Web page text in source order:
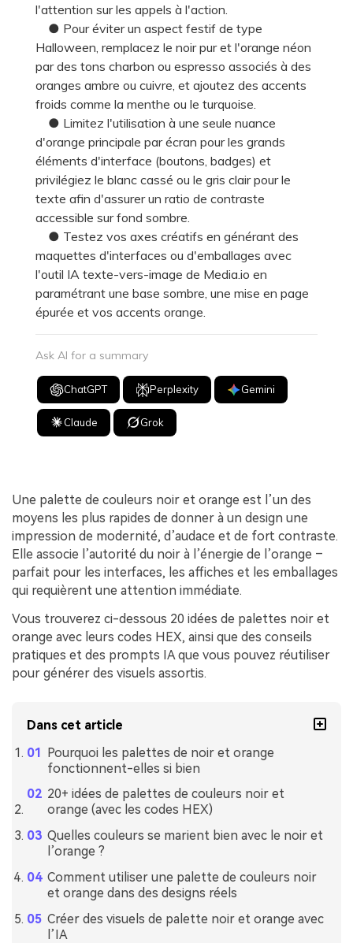
l'attention sur les appels à l'action.
● Pour éviter un aspect festif de type
Halloween, remplacez le noir pur et l'orange néon
par des tons charbon ou espresso associés à des
oranges ambre ou cuivre, et ajoutez des accents
froids comme la menthe ou le turquoise.
● Limitez l'utilisation à une seule nuance
d'orange principale par écran pour les grands
éléments d'interface (boutons, badges) et
privilégiez le blanc cassé ou le gris clair pour le
texte afin d'assurer un ratio de contraste
accessible sur fond sombre.
● Testez vos axes créatifs en générant des
maquettes d'interfaces ou d'emballages avec
l'outil IA texte-vers-image de Media.io en
paramétrant une base sombre, une mise en page
épurée et vos accents orange.
Ask AI for a summary
ChatGPT Perplexity Gemini
Claude Grok
Une palette de couleurs noir et orange est l’un des
moyens les plus rapides de donner à un design une
impression de modernité, d’audace et de fort contraste.
Elle associe l’autorité du noir à l’énergie de l’orange –
parfait pour les interfaces, les affiches et les emballages
qui requièrent une attention immédiate.
Vous trouverez ci-dessous 20 idées de palettes noir et
orange avec leurs codes HEX, ainsi que des conseils
pratiques et des prompts IA que vous pouvez réutiliser
pour générer des visuels assortis.
Dans cet article
Pourquoi les palettes de noir et orange
fonctionnent-elles si bien
20+ idées de palettes de couleurs noir et
orange (avec les codes HEX)
Quelles couleurs se marient bien avec le noir et
l’orange ?
Comment utiliser une palette de couleurs noir
et orange dans des designs réels
Créer des visuels de palette noir et orange avec
l’IA